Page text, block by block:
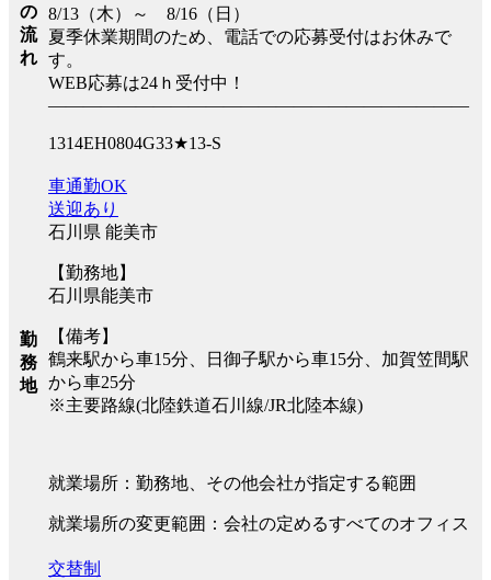
の
流
れ
8/13（木）～ 8/16（日）
夏季休業期間のため、電話での応募受付はお休みで
す。
WEB応募は24ｈ受付中！
――――――――――――――――――――――――
1314EH0804G33★13-S
勤
務
地
車通勤OK
送迎あり
石川県 能美市
【勤務地】
石川県能美市
【備考】
鶴来駅から車15分、日御子駅から車15分、加賀笠間駅
から車25分
※主要路線(北陸鉄道石川線/JR北陸本線)
就業場所：勤務地、その他会社が指定する範囲
就業場所の変更範囲：会社の定めるすべてのオフィス
交替制